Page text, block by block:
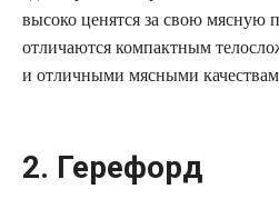
высоко ценятся за свою мясную
отличаются компактным
и отличными мясными
2. Герефорд